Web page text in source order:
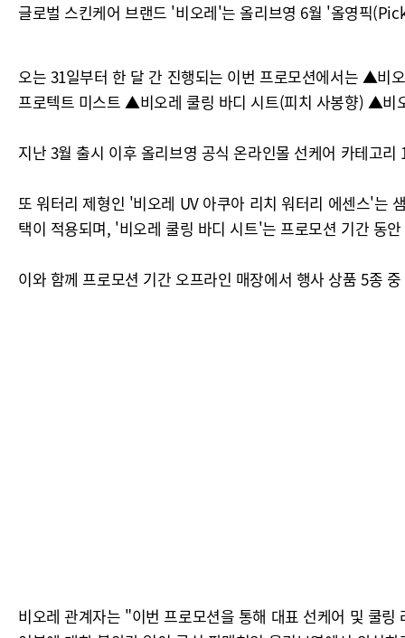
글로벌 스킨케어 브랜드 '비오레'는 올리브영 6월 '올영픽
오는 31일부터 한 달 간 진행되는 이번 프로모션에서는 ▲비
프로텍트 미스트 ▲비오레 쿨링 바디 시트(피치 사봉향) ▲비
지난 3월 출시 이후 올리브영 공식 온라인몰 선케어 카테고
또 워터리 제형인 '비오레 UV 아쿠아 리치 워터리 에센스'는
택이 적용되며, '비오레 쿨링 바디 시트'는 프로모션 기간 동
이와 함께 프로모션 기간 오프라인 매장에서 행사 상품 5종
비오레 관계자는 "이번 프로모션을 통해 대표 선케어 및 쿨